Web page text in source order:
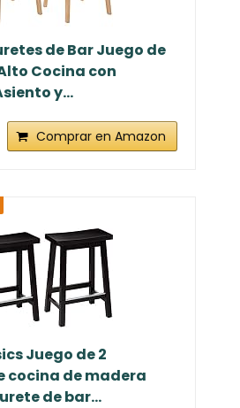
de Bar Juego de
Cocina con
y...
Comprar en Amazon
Juego de 2
cocina de madera
de bar...